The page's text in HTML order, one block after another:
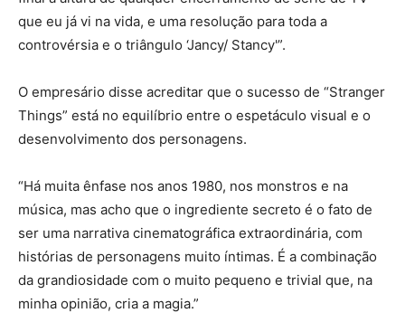
que eu já vi na vida, e uma resolução para toda a
controvérsia e o triângulo ‘Jancy/ Stancy'”.
O empresário disse acreditar que o sucesso de “Stranger
Things” está no equilíbrio entre o espetáculo visual e o
desenvolvimento dos personagens.
“Há muita ênfase nos anos 1980, nos monstros e na
música, mas acho que o ingrediente secreto é o fato de
ser uma narrativa cinematográfica extraordinária, com
histórias de personagens muito íntimas. É a combinação
da grandiosidade com o muito pequeno e trivial que, na
minha opinião, cria a magia.”